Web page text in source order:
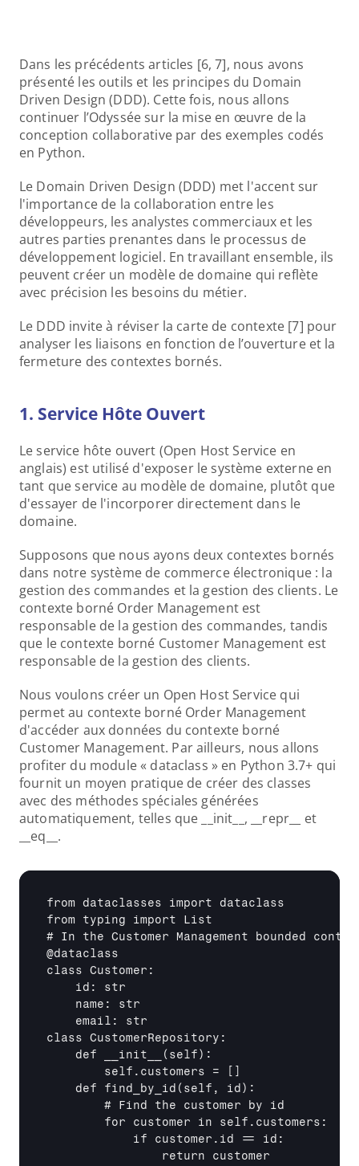
Dans les précédents articles [6, 7], nous avons
présenté les outils et les principes du Domain
Driven Design (DDD). Cette fois, nous allons
continuer l’Odyssée sur la mise en œuvre de la
conception collaborative par des exemples codés
en Python.
Le Domain Driven Design (DDD) met l'accent sur
l'importance de la collaboration entre les
développeurs, les analystes commerciaux et les
autres parties prenantes dans le processus de
développement logiciel. En travaillant ensemble, ils
peuvent créer un modèle de domaine qui reflète
avec précision les besoins du métier.
Le DDD invite à réviser la carte de contexte [7] pour
analyser les liaisons en fonction de l’ouverture et la
fermeture des contextes bornés.
1. Service Hôte Ouvert
Le service hôte ouvert (Open Host Service en
anglais) est utilisé d'exposer le système externe en
tant que service au modèle de domaine, plutôt que
d'essayer de l'incorporer directement dans le
domaine.
Supposons que nous ayons deux contextes bornés
dans notre système de commerce électronique : la
gestion des commandes et la gestion des clients. Le
contexte borné Order Management est
responsable de la gestion des commandes, tandis
que le contexte borné Customer Management est
responsable de la gestion des clients.
Nous voulons créer un Open Host Service qui
permet au contexte borné Order Management
d'accéder aux données du contexte borné
Customer Management. Par ailleurs, nous allons
profiter du module « dataclass » en Python 3.7+ qui
fournit un moyen pratique de créer des classes
avec des méthodes spéciales générées
automatiquement, telles que __init__, __repr__ et
__eq__.
from dataclasses import dataclass
from typing import List
# In the Customer Management bounded
@dataclass
class Customer:
    id: str
    name: str
    email: str
class CustomerRepository:
    def
__init__
(self):
        self.customers = []
    def find_by_id(self, id):
        # Find the customer by id
        for customer in self.customers:
            if customer.id == id:
                return customer